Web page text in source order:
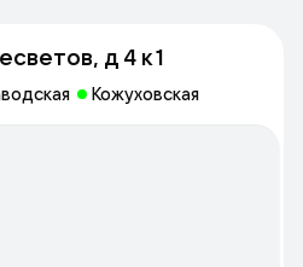
Васи Хорста, Евгения
современного
Школой Родченко,
д 4 к 1
Кожуховская